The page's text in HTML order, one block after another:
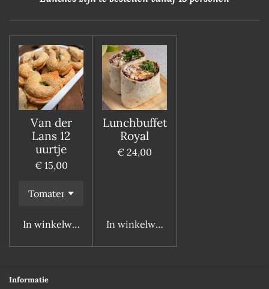
Van der
Lans 12
uurtje
€ 15,00
In winkelwagen
Lunchbuffet
Royal
€ 24,00
In winkelwagen
Informatie